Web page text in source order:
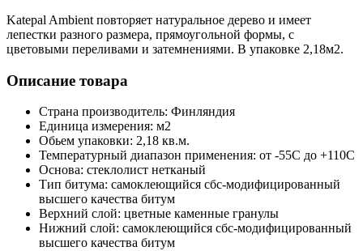
Katepal Ambient повторяет натуральное дерево и имеет
лепестки разного размера, прямоугольной формы, с
цветовыми переливами и затемнениями. В упаковке 2,18м2.
Описание товара
Страна производитель: Финляндия
Единица измерения: м2
Обьем упаковки: 2,18 кв.м.
Температурный диапазон применения: от -55С до +110С
Основа: стеклолист нетканый
Тип битума: самоклеющийся сбс-модифицированный
высшего качества битум
Верхний слой: цветные каменные гранулы
Нижний слой: самоклеющийся сбс-модифицированный
высшего качества битум